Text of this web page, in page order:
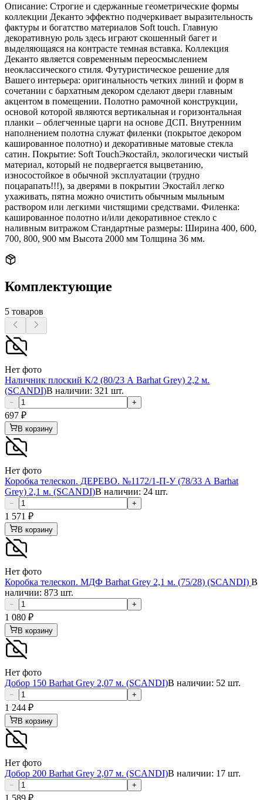
Описание: Строгие и сдержанные геометрические формы
коллекции Деканто эффектно подчеркивает выразительность
фактуры и богатство материалов Soft touch. Главную
декоративную роль здесь играют скошенный багет и
выделяющаяся на контрасте темная вставка. Коллекция
Деканто является современным переосмыслением
неоклассического стиля. Футуристическое решение для
Вашего интерьера: оригинальность четких линий и форм в
сочетании с бархатным декором сделают двери главным
акцентом в помещении. Полотно рамочной конструкции,
основой которой являются вертикальная и горизонтальная
планки – облегченные царги на основе ДСП. Внутренним
наполнением полотна служат филенки (покрытое декором
кашированное полотно) и декоративные матовые стекла
сатин. Покрытие: Soft TouchЭкостайл, экологически чистый
материал, который не подвергается выцветанию,
износостойкое в обычной эксплуатации (трудно
поцарапать!!!), за дверями в покрытии Экостайл легко
ухаживать, пятна можно очистить обычным мыльным
раствором или легкими чистящими средствами. Филенка:
кашированное полотно и/или декоративное стекло с
наливным витражом Стандартные размеры: Ширина 400, 600,
700, 800, 900 мм Высота 2000 мм Толщина 36 мм.
Комплектующие
5 товаров
Нет фото
Наличник плоский К/2 (80/23 А Barhat Grey) 2,2 м.
(SCANDI)В наличии: 321 шт.
− +
697 ₽
В корзину
Нет фото
Коробка телескоп. ДЕРЕВО. №1172/1-П-У (78/33 А Barhat
Grey) 2,1 м. (SCANDI)В наличии: 24 шт.
− +
1 571 ₽
В корзину
Нет фото
Коробка телескоп. МДФ Barhat Grey 2,1 м. (75/28) (SCANDI) В
наличии: 873 шт.
− +
1 080 ₽
В корзину
Нет фото
Добор 150 Barhat Grey 2,07 м. (SCANDI)В наличии: 52 шт.
− +
1 244 ₽
В корзину
Нет фото
Добор 200 Barhat Grey 2,07 м. (SCANDI)В наличии: 17 шт.
− +